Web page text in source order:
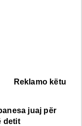
Reklamo këtu
juaj për
detit